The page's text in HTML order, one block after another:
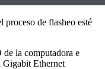
proceso de flasheo esté
la computadora e
Gigabit Ethernet